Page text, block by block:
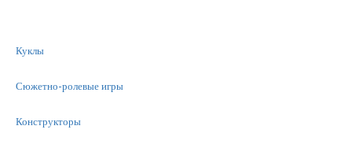
Куклы
Сюжетно-ролевые игры
Конструкторы